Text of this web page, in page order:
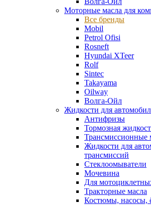
Моторные масла для
Все бренды
Mobil
Petrol Ofisi
Rosneft
Hyundai XTeer
Rolf
Sintec
Takayama
Oilway
Волга-Ойл
Жидкости для
Антифризы
Тормозная
Трансмиссионные
Жидкости для
трансмиссий
Стеклоомыватели
Мочевина
Для
Тракторные масла
Костюмы, насосы,